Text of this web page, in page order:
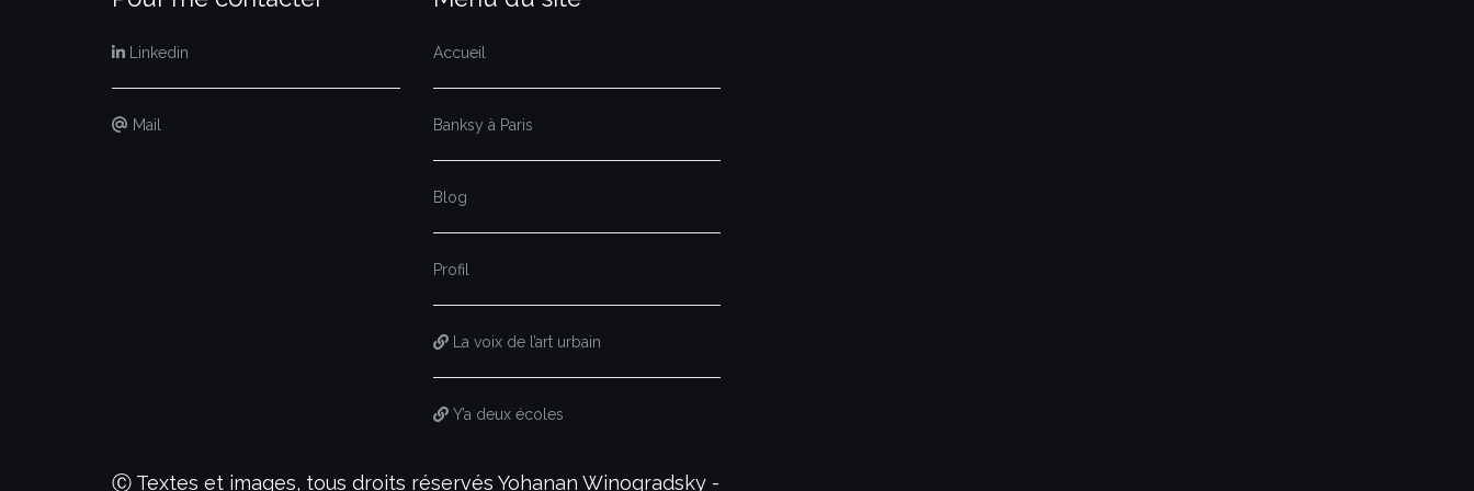
Linkedin
Mail
Accueil
Banksy à Paris
Blog
Profil
La voix de l’art urbain
Y’a deux écoles
Ⓒ Textes et images, tous droits réservés Yohanan Winogradsky -